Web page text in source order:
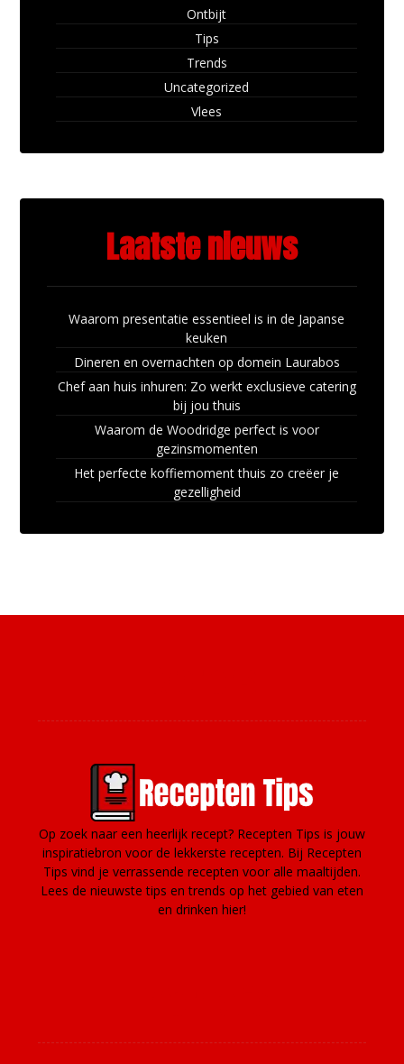
Ontbijt
Tips
Trends
Uncategorized
Vlees
Laatste nieuws
Waarom presentatie essentieel is in de Japanse
keuken
Dineren en overnachten op domein Laurabos
Chef aan huis inhuren: Zo werkt exclusieve catering
bij jou thuis
Waarom de Woodridge perfect is voor
gezinsmomenten
Het perfecte koffiemoment thuis zo creëer je
gezelligheid
Op zoek naar een heerlijk recept? Recepten Tips is jouw
inspiratiebron voor de lekkerste recepten. Bij Recepten
Tips vind je verrassende recepten voor alle maaltijden.
Lees de nieuwste tips en trends op het gebied van eten
en drinken hier!